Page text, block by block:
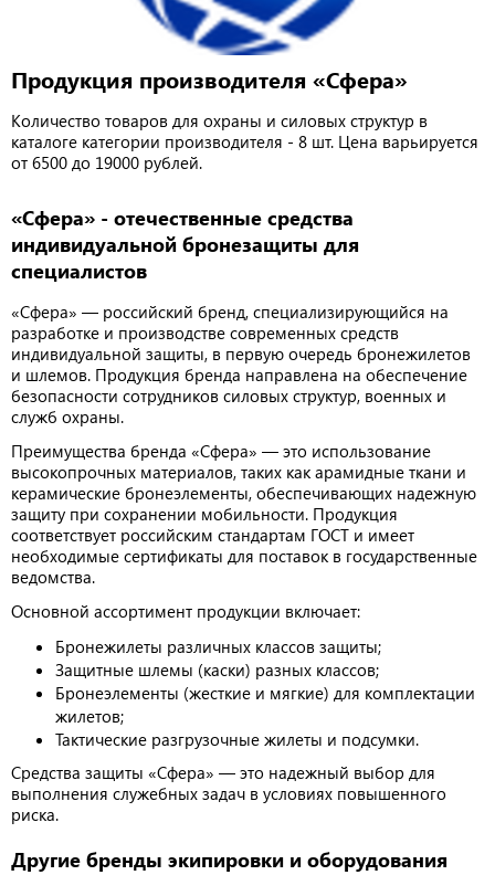
Продукция производителя «Сфера»
Количество товаров для охраны и силовых структур в
каталоге категории производителя - 8 шт. Цена варьируется
от 6500 до 19000 рублей.
«Сфера» - отечественные средства
индивидуальной бронезащиты для
специалистов
«Сфера» — российский бренд, специализирующийся на
разработке и производстве современных средств
индивидуальной защиты, в первую очередь бронежилетов
и шлемов. Продукция бренда направлена на обеспечение
безопасности сотрудников силовых структур, военных и
служб охраны.
Преимущества бренда «Сфера» — это использование
высокопрочных материалов, таких как арамидные ткани и
керамические бронеэлементы, обеспечивающих надежную
защиту при сохранении мобильности. Продукция
соответствует российским стандартам ГОСТ и имеет
необходимые сертификаты для поставок в государственные
ведомства.
Основной ассортимент продукции включает:
Бронежилеты различных классов защиты;
Защитные шлемы (каски) разных классов;
Бронеэлементы (жесткие и мягкие) для комплектации
жилетов;
Тактические разгрузочные жилеты и подсумки.
Средства защиты «Сфера» — это надежный выбор для
выполнения служебных задач в условиях повышенного
риска.
Другие бренды экипировки и оборудования